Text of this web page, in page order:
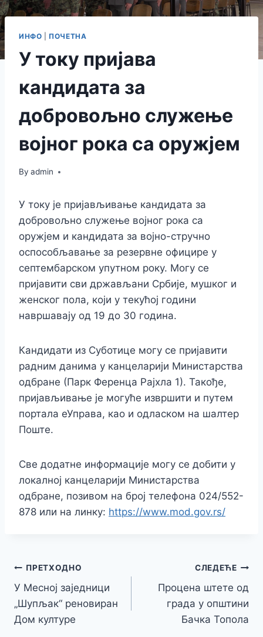
ИНФО ПОЧЕТНА
У току пријава
кандидата за
добровољно служење
војног рока са оружјем
By admin
У току је пријављивање кандидата за
добровољно служење војног рока са
оружјем и кандидата за војно-стручно
оспособљавање за резервне официре у
септембарском упутном року. Могу се
пријавити сви држављани Србије, мушког и
женског пола, који у текућој години
навршавају од 19 до 30 година.
Кандидати из Суботице могу се пријавити
радним данима у канцеларији Министарства
одбране (Парк Ференца Рајхла 1). Такође,
пријављивање је могуће извршити и путем
портала еУправа, као и одласком на шалтер
Поште.
Све додатне информације могу се добити у
локалној канцеларији Министарства
одбране, позивом на број телефона 024/552-
878 или на линку: https://www.mod.gov.rs/
Кретање
чланка
ПРЕТХОДНО
У Месној заједници
„Шупљак“ реновиран
Дом културе
СЛЕДЕЋЕ
Процена штете од
града у општини
Бачка Топола